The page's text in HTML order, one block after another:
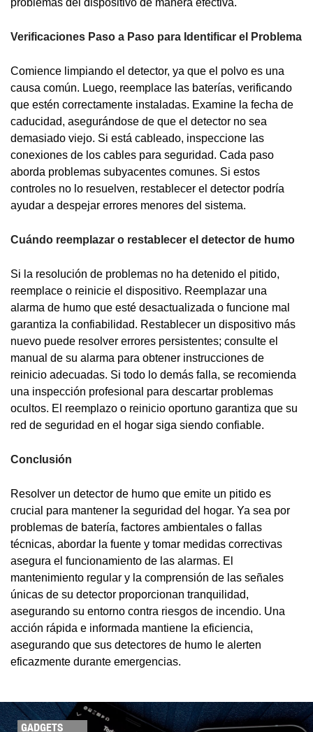
problemas del dispositivo de manera efectiva.
Verificaciones Paso a Paso para Identificar el Problema
Comience limpiando el detector, ya que el polvo es una
causa común. Luego, reemplace las baterías, verificando
que estén correctamente instaladas. Examine la fecha de
caducidad, asegurándose de que el detector no sea
demasiado viejo. Si está cableado, inspeccione las
conexiones de los cables para seguridad. Cada paso
aborda problemas subyacentes comunes. Si estos
controles no lo resuelven, restablecer el detector podría
ayudar a despejar errores menores del sistema.
Cuándo reemplazar o restablecer el detector de humo
Si la resolución de problemas no ha detenido el pitido,
reemplace o reinicie el dispositivo. Reemplazar una
alarma de humo que esté desactualizada o funcione mal
garantiza la confiabilidad. Restablecer un dispositivo más
nuevo puede resolver errores persistentes; consulte el
manual de su alarma para obtener instrucciones de
reinicio adecuadas. Si todo lo demás falla, se recomienda
una inspección profesional para descartar problemas
ocultos. El reemplazo o reinicio oportuno garantiza que su
red de seguridad en el hogar siga siendo confiable.
Conclusión
Resolver un detector de humo que emite un pitido es
crucial para mantener la seguridad del hogar. Ya sea por
problemas de batería, factores ambientales o fallas
técnicas, abordar la fuente y tomar medidas correctivas
asegura el funcionamiento de las alarmas. El
mantenimiento regular y la comprensión de las señales
únicas de su detector proporcionan tranquilidad,
asegurando su entorno contra riesgos de incendio. Una
acción rápida e informada mantiene la eficiencia,
asegurando que sus detectores de humo le alerten
eficazmente durante emergencias.
GADGETS